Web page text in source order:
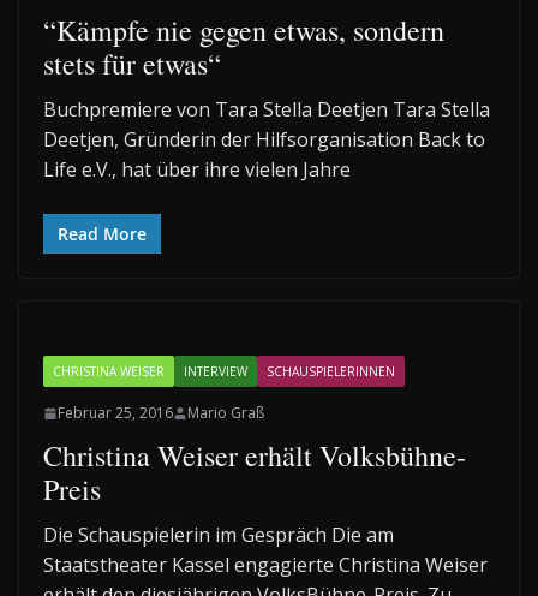
“Kämpfe nie gegen etwas, sondern
stets für etwas“
Buchpremiere von Tara Stella Deetjen Tara Stella
Deetjen, Gründerin der Hilfsorganisation Back to
Life e.V., hat über ihre vielen Jahre
Read More
CHRISTINA WEISER INTERVIEW SCHAUSPIELERINNEN
Februar 25, 2016 Mario Graß
Christina Weiser erhält Volksbühne-
Preis
Die Schauspielerin im Gespräch Die am
Staatstheater Kassel engagierte Christina Weiser